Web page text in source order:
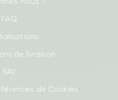
FAQ
de livraison
SAV
de Cookies